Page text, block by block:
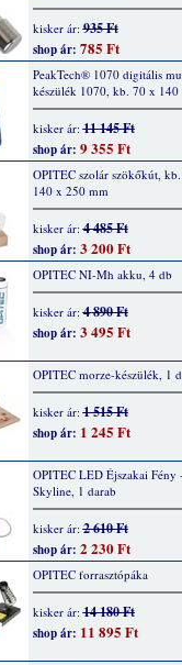
kisker ár:935 Ft
shop ár: 785 Ft
PeakTech® 1070 digitális
készülék 1070, kb. 70 x
kisker ár:11 145 Ft
shop ár: 9 355 Ft
OPITEC szolár szökőkút,
140 x 250 mm
kisker ár:4 485 Ft
shop ár: 3 200 Ft
OPITEC NI-Mh akku, 4 db
kisker ár:4 890 Ft
shop ár: 3 495 Ft
OPITEC morze-készülék, 1
kisker ár:1 515 Ft
shop ár: 1 245 Ft
OPITEC LED Éjszakai Fény
Skyline, 1 darab
kisker ár:2 610 Ft
shop ár: 2 230 Ft
OPITEC forrasztópáka
kisker ár:14 180 Ft
shop ár: 11 895 Ft